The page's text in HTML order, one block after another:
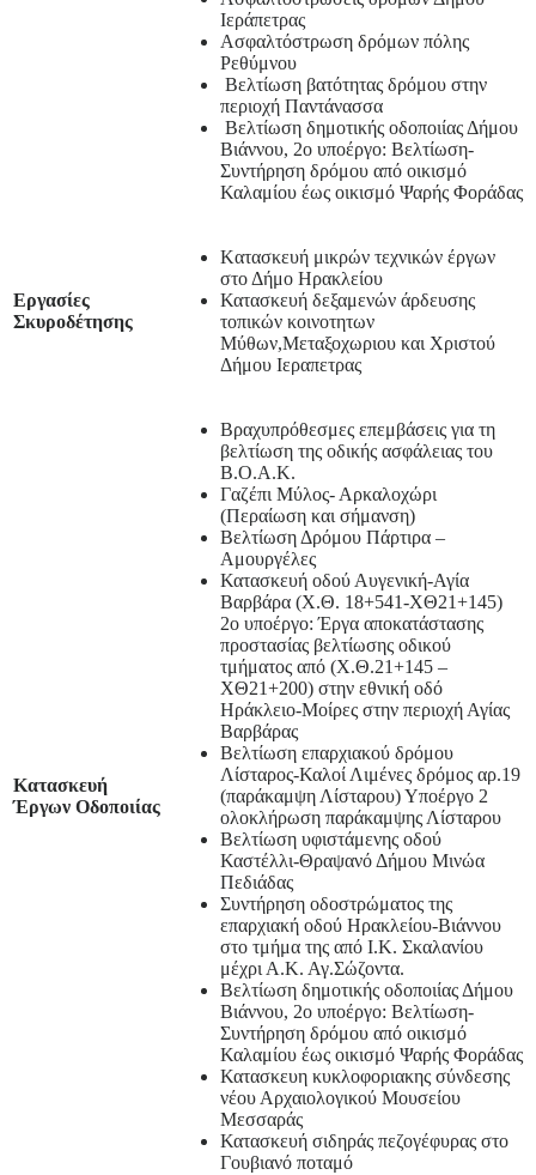
Ιεράπετρας
Ασφαλτόστρωση δρόμων πόλης
Ρεθύμνου
Βελτίωση βατότητας δρόμου στην
περιοχή Παντάνασσα
Βελτίωση δημοτικής οδοποιίας Δήμου
Βιάννου, 2ο υποέργο: Βελτίωση-
Συντήρηση δρόμου από οικισμό
Καλαμίου έως οικισμό Ψαρής Φοράδας
Εργασίες
Σκυροδέτησης
Kατασκευή μικρών τεχνικών έργων
στο Δήμο Ηρακλείου
Κατασκευή δεξαμενών άρδευσης
τοπικών κοινοτητων
Μύθων,Μεταξοχωριου και Χριστού
Δήμου Ιεραπετρας
Κατασκευή
Έργων Οδοποιίας
Βραχυπρόθεσμες επεμβάσεις για τη
βελτίωση της οδικής ασφάλειας του
Β.Ο.Α.Κ.
Γαζέπι Μύλος- Αρκαλοχώρι
(Περαίωση και σήμανση)
Βελτίωση Δρόμου Πάρτιρα –
Αμουργέλες
Κατασκευή οδού Αυγενική-Αγία
Βαρβάρα (Χ.Θ. 18+541-ΧΘ21+145)
2ο υποέργο: Έργα αποκατάστασης
προστασίας βελτίωσης οδικού
τμήματος από (Χ.Θ.21+145 –
ΧΘ21+200) στην εθνική οδό
Ηράκλειο-Μοίρες στην περιοχή Αγίας
Βαρβάρας
Βελτίωση επαρχιακού δρόμου
Λίσταρος-Καλοί Λιμένες δρόμος αρ.19
(παράκαμψη Λίσταρου) Υποέργο 2
ολοκλήρωση παράκαμψης Λίσταρου
Βελτίωση υφιστάμενης οδού
Καστέλλι-Θραψανό Δήμου Μινώα
Πεδιάδας
Συντήρηση οδοστρώματος της
επαρχιακή οδού Ηρακλείου-Βιάννου
στο τμήμα της από Ι.Κ. Σκαλανίου
μέχρι Α.Κ. Αγ.Σώζοντα.
Βελτίωση δημοτικής οδοποιίας Δήμου
Βιάννου, 2ο υποέργο: Βελτίωση-
Συντήρηση δρόμου από οικισμό
Καλαμίου έως οικισμό Ψαρής Φοράδας
Κατασκευη κυκλοφοριακης σύνδεσης
νέου Αρχαιολογικού Μουσείου
Μεσσαράς
Κατασκευή σιδηράς πεζογέφυρας στο
Γουβιανό ποταμό